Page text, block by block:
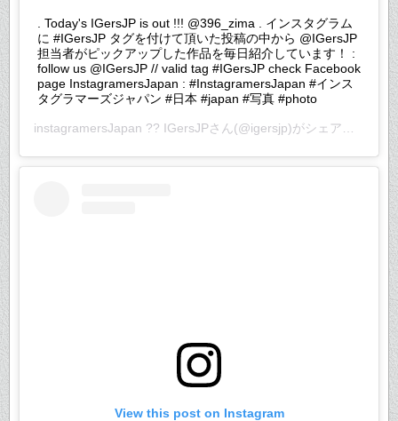
. Today's IGersJP is out !!! @396_zima . インスタグラム
に #IGersJP タグを付けて頂いた投稿の中から @IGersJP
担当者がピックアップした作品を毎日紹介しています！ :
follow us @IGersJP // valid tag #IGersJP check Facebook
page InstagramersJapan : #InstagramersJapan #インス
タグラマーズジャパン #日本 #japan #写真 #photo
instagramersJapan ?? IGersJPさん(@igersjp)がシェアした投稿 –
View this post on Instagram